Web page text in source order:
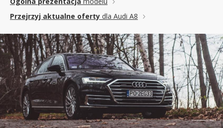
Przejrzyj aktualne oferty dla Audi A8